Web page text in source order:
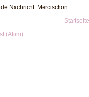
Nachricht. Mercischön.
Startseite
(Atom)